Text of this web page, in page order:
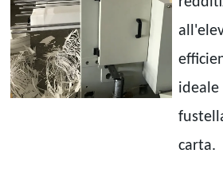
carta.